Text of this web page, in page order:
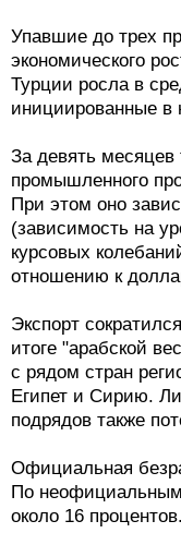
Упавшие до трех
экономического
Турции росла в
инициированные в
За девять месяцев
промышленного
При этом оно
(зависимость на
курсовых
отношению к
Экспорт
итоге "арабской
с рядом стран
Египет и Сирию.
подрядов также
Официальная
По
около 16 процентов.